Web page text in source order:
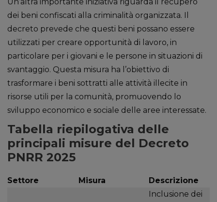
dei beni confiscati alla criminalità organizzata. Il
decreto prevede che questi beni possano essere
utilizzati per creare opportunità di lavoro, in
particolare per i giovani e le persone in situazioni di
svantaggio. Questa misura ha l’obiettivo di
trasformare i beni sottratti alle attività illecite in
risorse utili per la comunità, promuovendo lo
sviluppo economico e sociale delle aree interessate.
Tabella riepilogativa delle
principali misure del Decreto
PNRR 2025
Settore Misura Descrizione
Inclusione dei